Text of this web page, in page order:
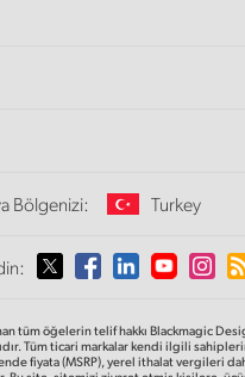
ve Fusion Yazılımı
Çevirici
ve Dağıtıcılar
Bölgenizi: Turkey
veya Bölgenizi Seçiniz
tüm öğelerin telif hakkı Blackmagic
Tüm ticari markalar kendi ilgili
fiyata (MSRP), yerel ithalat vergileri